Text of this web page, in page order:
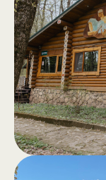
домики
видом
убежище